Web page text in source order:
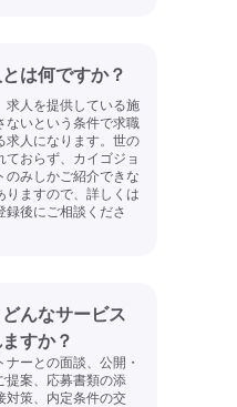
は何ですか？
求人を提供している施
ないという条件で求職
求人になります。世の
ておらず、カイゴジョ
のみしかご紹介できな
りますので、詳しくは
録後にご相談くださ
んなサービス
すか？
ナーとの面談、公開・
提案、応募書類の添
対策、内定条件の交